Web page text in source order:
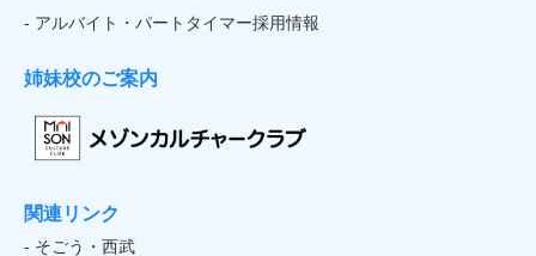
- アルバイト・パートタイマー採用情報
姉妹校のご案内
関連リンク
- そごう・西武